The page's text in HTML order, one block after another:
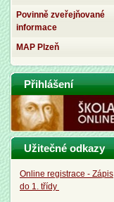
Povinně zveřejňované
informace
MAP Plzeň
Přihlášení
Užitečné odkazy
Online registrace - Zápis
do 1. třídy